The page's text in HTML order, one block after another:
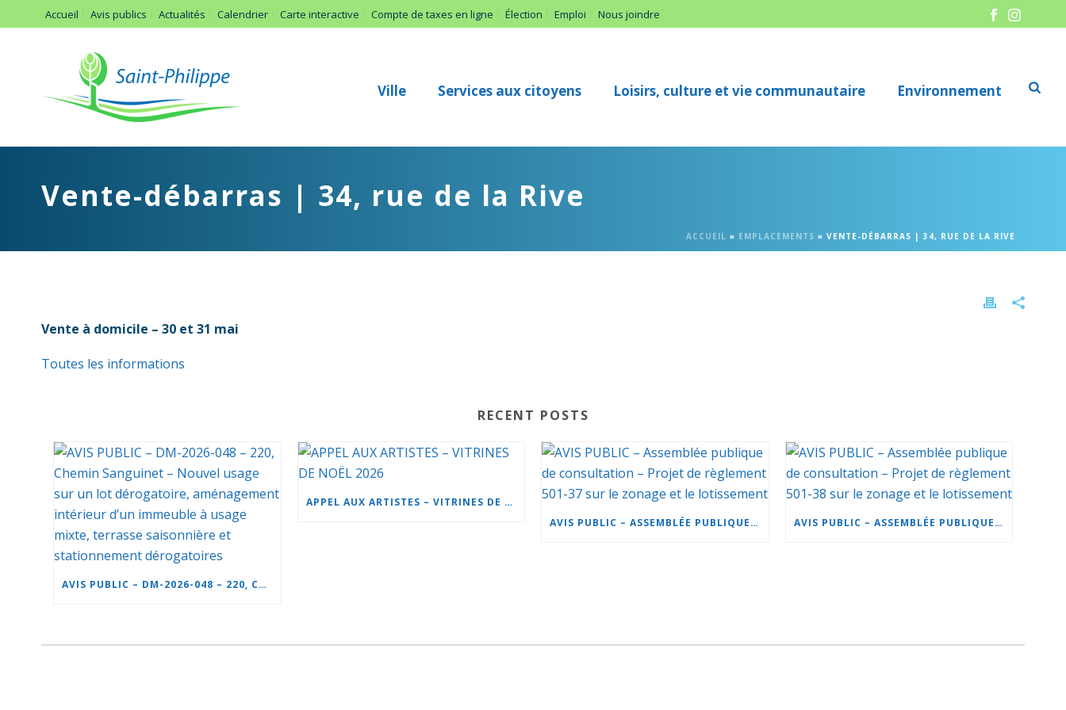
Accueil Avis publics Actualités Calendrier Carte interactive Compte de taxes en ligne Élection Emploi Nous joindre
Ville Services aux citoyens Loisirs, culture et vie communautaire Environnement
Vente-débarras | 34, rue de la Rive
ACCUEIL » EMPLACEMENTS » VENTE-DÉBARRAS | 34, RUE DE LA RIVE
Vente à domicile – 30 et 31 mai
Toutes les informations
RECENT POSTS
AVIS PUBLIC – DM-2026-048 – 220, CHEMIN SANGUINET – NOUVEL USAGE SUR UN LOT DÉROGATOIRE, AMÉNAGEMENT INTÉRIEUR D’UN IMMEUBLE À USAGE MIXTE, TERRASSE SAISONNIÈRE ET STATIONNEMENT DÉROGATOIRES
APPEL AUX ARTISTES – VITRINES DE NOËL 2026
AVIS PUBLIC – ASSEMBLÉE PUBLIQUE DE CONSULTATION – PROJET DE RÈGLEMENT 501-37 SUR LE ZONAGE ET LE LOTISSEMENT
AVIS PUBLIC – ASSEMBLÉE PUBLIQUE DE CONSULTATION – PROJET DE RÈGLEMENT 501-38 SUR LE ZONAGE ET LE LOTISSEMENT